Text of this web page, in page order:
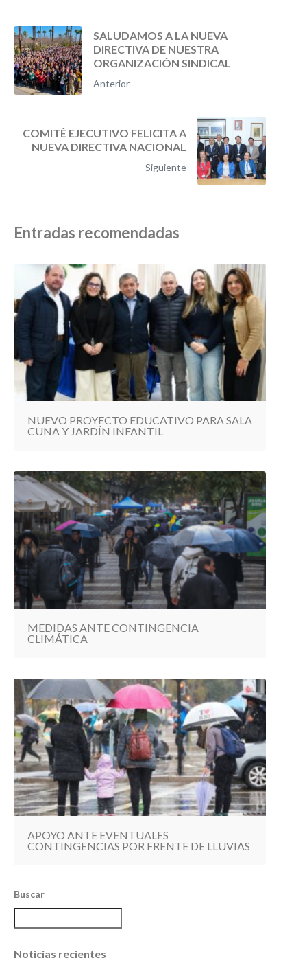
SALUDAMOS A LA NUEVA
DIRECTIVA DE NUESTRA
ORGANIZACIÓN SINDICAL
Anterior
COMITÉ EJECUTIVO FELICITA A
NUEVA DIRECTIVA NACIONAL
Siguiente
Entradas recomendadas
NUEVO PROYECTO EDUCATIVO PARA SALA
CUNA Y JARDÍN INFANTIL
MEDIDAS ANTE CONTINGENCIA
CLIMÁTICA
APOYO ANTE EVENTUALES
CONTINGENCIAS POR FRENTE DE LLUVIAS
Buscar
Noticias recientes